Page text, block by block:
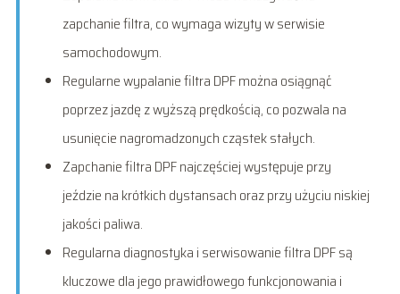
zapchanie filtra, co wymaga wizyty w serwisie
samochodowym.
Regularne wypalanie filtra DPF można osiągnąć
poprzez jazdę z wyższą prędkością, co pozwala na
usunięcie nagromadzonych cząstek stałych.
Zapchanie filtra DPF najczęściej występuje przy
jeździe na krótkich dystansach oraz przy użyciu niskiej
jakości paliwa.
Regularna diagnostyka i serwisowanie filtra DPF są
kluczowe dla jego prawidłowego funkcjonowania i